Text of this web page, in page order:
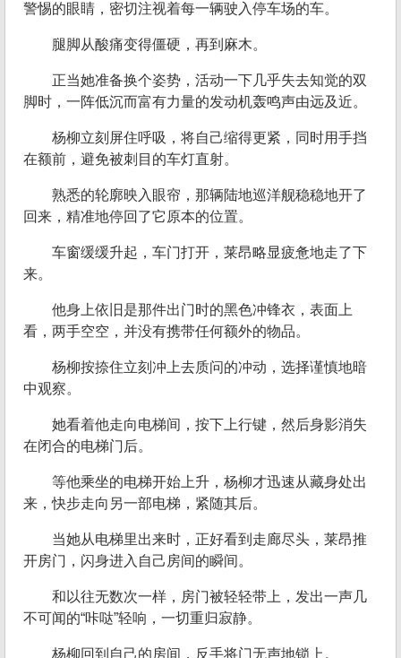
警惕的眼睛，密切注视着每一辆驶入停车场的车。
腿脚从酸痛变得僵硬，再到麻木。
正当她准备换个姿势，活动一下几乎失去知觉的双
脚时，一阵低沉而富有力量的发动机轰鸣声由远及近。
杨柳立刻屏住呼吸，将自己缩得更紧，同时用手挡
在额前，避免被刺目的车灯直射。
熟悉的轮廓映入眼帘，那辆陆地巡洋舰稳稳地开了
回来，精准地停回了它原本的位置。
车窗缓缓升起，车门打开，莱昂略显疲惫地走了下
来。
他身上依旧是那件出门时的黑色冲锋衣，表面上
看，两手空空，并没有携带任何额外的物品。
杨柳按捺住立刻冲上去质问的冲动，选择谨慎地暗
中观察。
她看着他走向电梯间，按下上行键，然后身影消失
在闭合的电梯门后。
等他乘坐的电梯开始上升，杨柳才迅速从藏身处出
来，快步走向另一部电梯，紧随其后。
当她从电梯里出来时，正好看到走廊尽头，莱昂推
开房门，闪身进入自己房间的瞬间。
和以往无数次一样，房门被轻轻带上，发出一声几
不可闻的“咔哒”轻响，一切重归寂静。
杨柳回到自己的房间，反手将门无声地锁上。